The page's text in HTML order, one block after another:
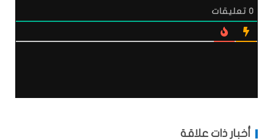
0 تعليقات
أخبار ذات علاقة